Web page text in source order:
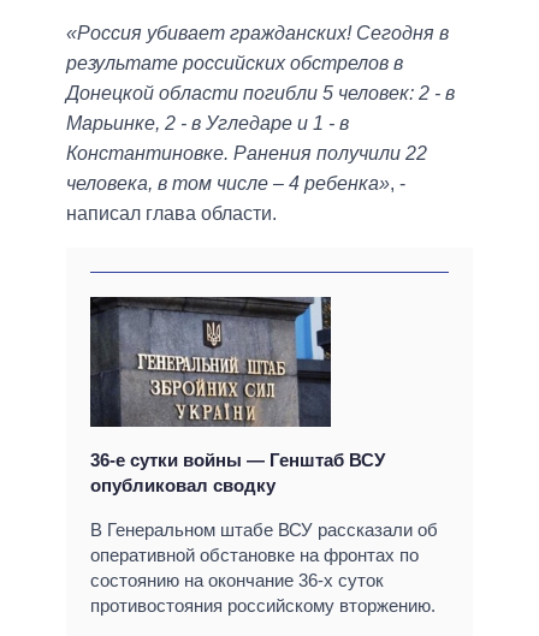
«Россия убивает гражданских! Сегодня в
результате российских обстрелов в
Донецкой области погибли 5 человек: 2 - в
Марьинке, 2 - в Угледаре и 1 - в
Константиновке. Ранения получили 22
человека, в том числе – 4 ребенка», -
написал глава области.
36-е сутки войны — Генштаб ВСУ
опубликовал сводку
В Генеральном штабе ВСУ рассказали об
оперативной обстановке на фронтах по
состоянию на окончание 36-х суток
противостояния российскому вторжению.